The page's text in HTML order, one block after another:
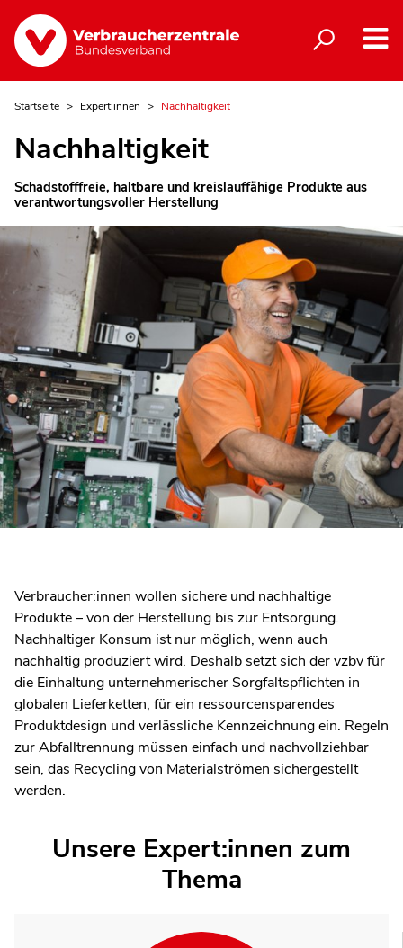
Startseite Expert:innen Nachhaltigkeit
Nachhaltigkeit
Schadstofffreie, haltbare und kreislauffähige Produkte aus
verantwortungsvoller Herstellung
Verbraucher:innen wollen sichere und nachhaltige
Produkte – von der Herstellung bis zur Entsorgung.
Nachhaltiger Konsum ist nur möglich, wenn auch
nachhaltig produziert wird. Deshalb setzt sich der vzbv für
die Einhaltung unternehmerischer Sorgfaltspflichten in
globalen Lieferketten, für ein ressourcensparendes
Produktdesign und verlässliche Kennzeichnung ein. Regeln
zur Abfalltrennung müssen einfach und nachvollziehbar
sein, das Recycling von Materialströmen sichergestellt
werden.
Unsere Expert:innen zum
Thema